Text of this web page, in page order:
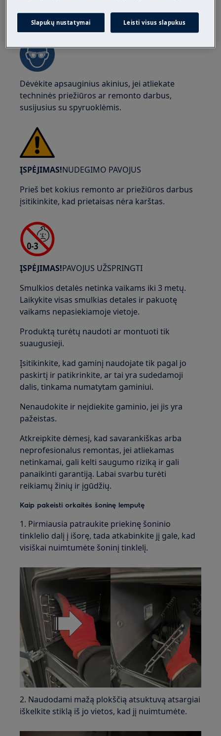
ĮSPĖJIMAS!AKIŲ SUŽALOJIMO RIZIKA
Dėvėkite apsauginius akinius, jei atliekate
techninės priežiūros ar remonto darbus,
susijusius su spyruoklėmis.
ĮSPĖJIMAS!NUDEGIMO PAVOJUS
Prieš bet kokius remonto ar priežiūros darbus
įsitikinkite, kad prietaisas nėra karštas.
ĮSPĖJIMAS!PAVOJUS UŽSPRINGTI
Smulkios detalės netinka vaikams iki 3 metų.
Laikykite visas smulkias detales ir pakuotę
vaikams nepasiekiamoje vietoje.
Produktą turėtų naudoti ar montuoti tik
suaugusieji.
Įsitikinkite, kad gaminį naudojate tik pagal jo
paskirtį ir patikrinkite, ar tai yra sudedamoji
dalis, tinkama numatytam gaminiui.
Nenaudokite ir neįdiekite gaminio, jei jis yra
pažeistas.
Atkreipkite dėmesį, kad savarankiškas arba
neprofesionalus remontas, jei atliekamas
netinkamai, gali kelti saugumo riziką ir gali
panaikinti garantiją. Labai svarbu turėti
reikiamų žinių ir įgūdžių.
Kaip pakeisti orkaitės šoninę lemputę
1. Pirmiausia patraukite priekinę šoninio
tinklelio dalį į išorę, tada atkabinkite jį gale, kad
visiškai nuimtumėte šoninį tinklelį.
2. Naudodami mažą plokščią atsuktuvą atsargiai
iškelkite stiklą iš jo vietos, kad jį nuimtumėte.
Slapukų nustatymai Leisti visus slapukus